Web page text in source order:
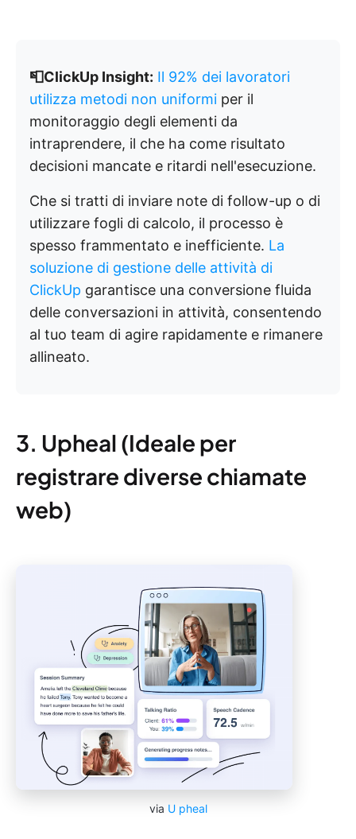
📮ClickUp Insight: Il 92% dei lavoratori
utilizza metodi non uniformi per il
monitoraggio degli elementi da
intraprendere, il che ha come risultato
decisioni mancate e ritardi nell'esecuzione.
Che si tratti di inviare note di follow-up o di
utilizzare fogli di calcolo, il processo è
spesso frammentato e inefficiente. La
soluzione di gestione delle attività di
ClickUp garantisce una conversione fluida
delle conversazioni in attività, consentendo
al tuo team di agire rapidamente e rimanere
allineato.
3. Upheal (Ideale per
registrare diverse chiamate
web)
via U pheal